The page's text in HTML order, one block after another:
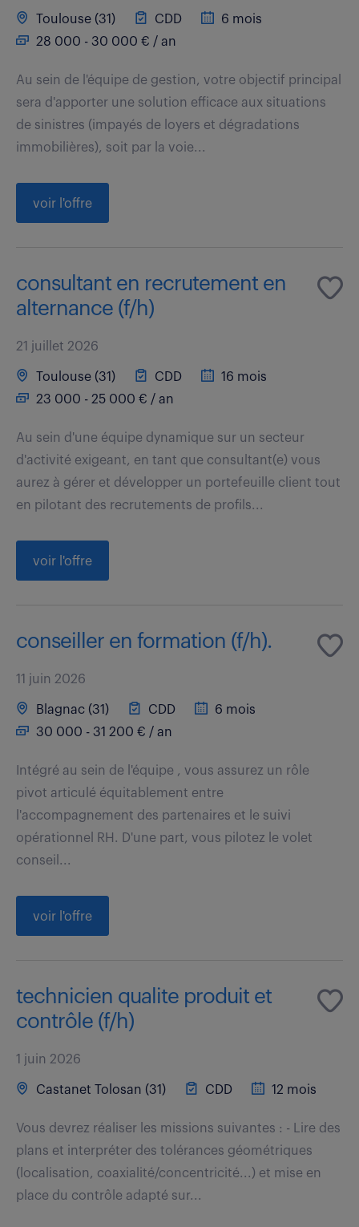
Toulouse (31) CDD
6 mois
28 000 - 30 000 € / an
Au sein de l'équipe de gestion, votre objectif principal
sera d'apporter une solution efficace aux situations
de sinistres (impayés de loyers et dégradations
immobilières), soit par la voie...
voir l'offre
consultant en recrutement en
alternance (f/h)
21 juillet 2026
Toulouse (31) CDD
16 mois
23 000 - 25 000 € / an
Au sein d'une équipe dynamique sur un secteur
d'activité exigeant, en tant que consultant(e) vous
aurez à gérer et développer un portefeuille client tout
en pilotant des recrutements de profils...
voir l'offre
conseiller en formation (f/h).
11 juin 2026
Blagnac (31) CDD
6 mois
30 000 - 31 200 € / an
Intégré au sein de l'équipe , vous assurez un rôle
pivot articulé équitablement entre
l'accompagnement des partenaires et le suivi
opérationnel RH. D'une part, vous pilotez le volet
conseil...
voir l'offre
technicien qualite produit et
contrôle (f/h)
1 juin 2026
Castanet Tolosan (31) CDD 12 mois
Vous devrez réaliser les missions suivantes : - Lire des
plans et interpréter des tolérances géométriques
(localisation, coaxialité/concentricité...) et mise en
place du contrôle adapté sur...